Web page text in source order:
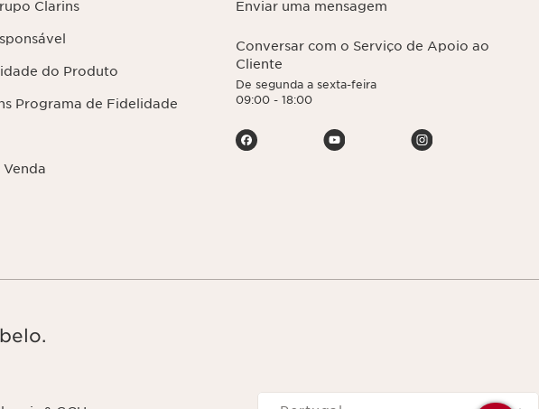
Clarins
do Produto
Programa de Fidelidade
Enviar uma mensagem
Conversar com o Serviço de Apoio ao
Cliente
De segunda a sexta-feira
09:00 - 18:00
Navega para